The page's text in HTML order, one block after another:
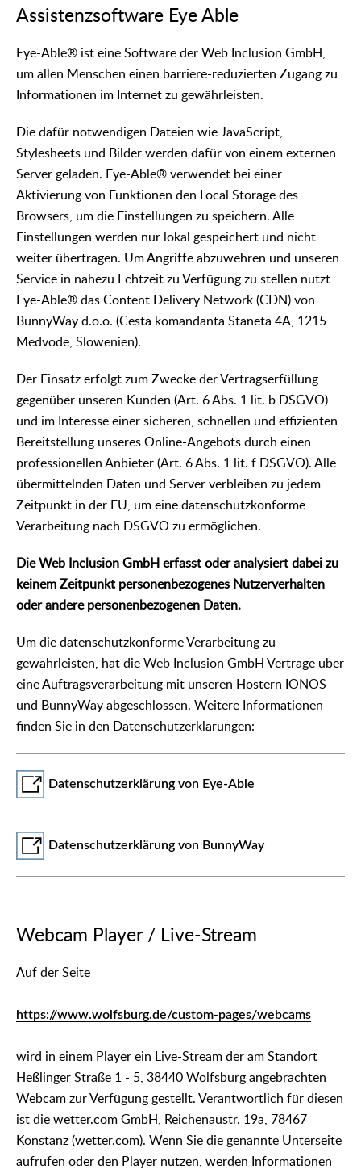
Assistenzsoftware Eye Able
Eye-Able® ist eine Software der Web Inclusion GmbH,
um allen Menschen einen barriere-reduzierten Zugang zu
Informationen im Internet zu gewährleisten.
Die dafür notwendigen Dateien wie JavaScript,
Stylesheets und Bilder werden dafür von einem externen
Server geladen. Eye-Able® verwendet bei einer
Aktivierung von Funktionen den Local Storage des
Browsers, um die Einstellungen zu speichern. Alle
Einstellungen werden nur lokal gespeichert und nicht
weiter übertragen. Um Angriffe abzuwehren und unseren
Service in nahezu Echtzeit zu Verfügung zu stellen nutzt
Eye-Able® das Content Delivery Network (CDN) von
BunnyWay d.o.o. (Cesta komandanta Staneta 4A, 1215
Medvode, Slowenien).
Der Einsatz erfolgt zum Zwecke der Vertragserfüllung
gegenüber unseren Kunden (Art. 6 Abs. 1 lit. b DSGVO)
und im Interesse einer sicheren, schnellen und effizienten
Bereitstellung unseres Online-Angebots durch einen
professionellen Anbieter (Art. 6 Abs. 1 lit. f DSGVO). Alle
übermittelnden Daten und Server verbleiben zu jedem
Zeitpunkt in der EU, um eine datenschutzkonforme
Verarbeitung nach DSGVO zu ermöglichen.
Die Web Inclusion GmbH erfasst oder analysiert dabei zu
keinem Zeitpunkt personenbezogenes Nutzerverhalten
oder andere personenbezogenen Daten.
Um die datenschutzkonforme Verarbeitung zu
gewährleisten, hat die Web Inclusion GmbH Verträge über
eine Auftragsverarbeitung mit unseren Hostern IONOS
und BunnyWay abgeschlossen. Weitere Informationen
finden Sie in den Datenschutzerklärungen:
Datenschutzerklärung von Eye-Able
Datenschutzerklärung von BunnyWay
Webcam Player / Live-Stream
Auf der Seite
https://www.wolfsburg.de/custom-pages/webcams
wird in einem Player ein Live-Stream der am Standort
Heßlinger Straße 1 - 5, 38440 Wolfsburg angebrachten
Webcam zur Verfügung gestellt. Verantwortlich für diesen
ist die wetter.com GmbH, Reichenaustr. 19a, 78467
Konstanz (wetter.com). Wenn Sie die genannte Unterseite
aufrufen oder den Player nutzen, werden Informationen